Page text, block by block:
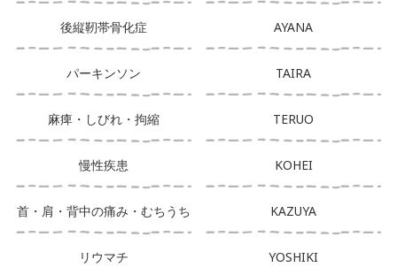
後縦靭帯骨化症
パーキンソン
麻痺・しびれ・拘縮
慢性疾患
首・肩・背中の痛み・むちうち
リウマチ
AYANA
TAIRA
TERUO
KOHEI
KAZUYA
YOSHIKI